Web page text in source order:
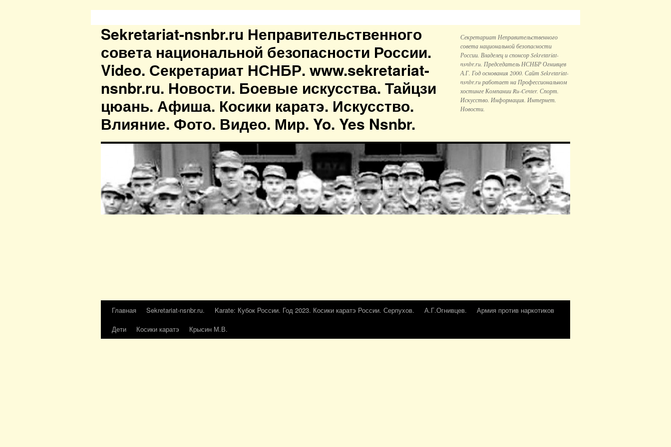
Sekretariat-nsnbr.ru Неправительственного
совета национальной безопасности России.
Video. Секретариат НСНБР. www.sekretariat-
nsnbr.ru. Новости. Боевые искусства. Тайцзи
цюань. Афиша. Косики каратэ. Искусство.
Влияние. Фото. Видео. Мир. Yo. Yes Nsnbr.
Секретариат Неправительственного
совета национальной безопаcности
России. Владелец и спонсор Sekretariat-
nsnbr.ru. Председатель НСНБР Огнивцев
А.Г. Год основания 2000. Сайт Sekretariat-
nsnbr.ru работает на Профессиональном
хостинге Компании Ru-Center. Спорт.
Искусство. Информация. Интернет.
Новости.
Главная Sekretariat-nsnbr.ru. Karate: Кубок России. Год 2023. Косики каратэ России. Серпухов. А.Г.Огнивцев.
Армия против наркотиков
Дети
Косики каратэ Крысин М.В.